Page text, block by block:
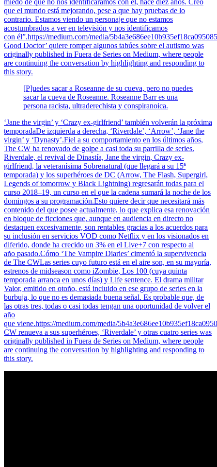
que el mundo está mejorando, pese a que hay pruebas de lo
contrario. Estamos viendo un personaje que no estamos
acostumbrados a ver en televisión y nos identificamos
con él”.https://medium.com/media/
Good Doctor’ quiere romper algunos tabúes sobre el autismo was
originally published in Fuera de Series on Medium, where people
are continuing the conversation by highlighting and responding to
this story.
[P]uedes sacar a Roseanne de su cueva, pero no puedes
sacar la cueva de Roseanne. Roseanne Barr es una
persona racista, ultraderechista y conspiranoica.
‘Jane the virgin’ y ‘Crazy ex-girlfriend’ también volverán la próxima
temporadaDe izquierda a derecha, ‘Riverdale’, ‘Arrow’, ‘Jane the
virgin’ y ‘Dynasty’.Fiel a su comportamiento en los últimos años,
The CW ha renovado de golpe a casi toda su parrilla de series.
Riverdale, el revival de Dinastía, Jane the virgin, Crazy ex-
girlfriend, la veteranísima Sobrenatural (que llegará a su 15ª
temporada) y los superhéroes de DC (Arrow, The Flash, Supergirl,
Legends of tomorrow y Black Lightning) regresarán todas para el
curso 2018–19, un curso en el que la cadena sumará la noche de los
domingos a su programación.Esto quiere decir que necesitará más
contenido del que posee actualmente, lo que explica esa renovación
en bloque de ficciones que, aunque en audiencia en directo no
destaquen excesivamente, son rentables gracias a los acuerdos para
su inclusión en servicios VOD como Netflix y en los visionados en
diferido, donde ha crecido un 3% en el Live+7 con respecto al
año pasado.Cómo ‘The Vampire Diaries’ cimentó la supervivencia
de The CWLas series cuyo futuro está en el aire son, en su mayoría,
estrenos de midseason como iZombie, Los 100 (cuya quinta
temporada arranca en unos días) y Life sentence. El drama militar
Valor, emitido en otoño, está incluido en ese grupo de series en la
burbuja, lo que no es demasiada buena señal. Es probable que, de
las otras tres, todas o casi todas tengan una oportunidad de volver el
año
que viene.https://medium.com/media/
CW renueva a sus superhéroes, ‘Riverdale’ y otras cuatro series was
originally published in Fuera de Series on Medium, where people
are continuing the conversation by highlighting and responding to
this story.